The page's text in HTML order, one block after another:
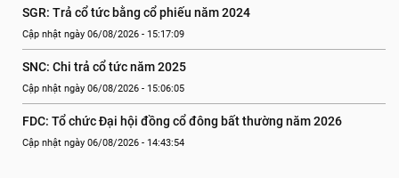
SGR: Trả cổ tức bằng cổ phiếu năm 2024
Cập nhật ngày 06/08/2026 - 15:17:09
SNC: Chi trả cổ tức năm 2025
Cập nhật ngày 06/08/2026 - 15:06:05
FDC: Tổ chức Đại hội đồng cổ đông bất thường năm 2026
Cập nhật ngày 06/08/2026 - 14:43:54